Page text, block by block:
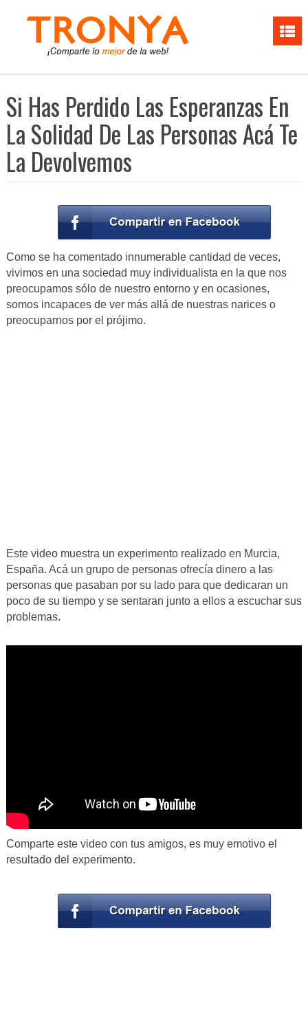
Si Has Perdido Las Esperanzas En
La Solidad De Las Personas Acá Te
La Devolvemos
Como se ha comentado innumerable cantidad de veces,
vivimos en una sociedad muy individualista en la que nos
preocupamos sólo de nuestro entorno y en ocasiones,
somos incapaces de ver más allá de nuestras narices o
preocuparnos por el prójimo.
Este video muestra un experimento realizado en Murcia,
España. Acá un grupo de personas ofrecía dinero a las
personas que pasaban por su lado para que dedicaran un
poco de su tiempo y se sentaran junto a ellos a escuchar sus
problemas.
Comparte este video con tus amigos, es muy emotivo el
resultado del experimento.